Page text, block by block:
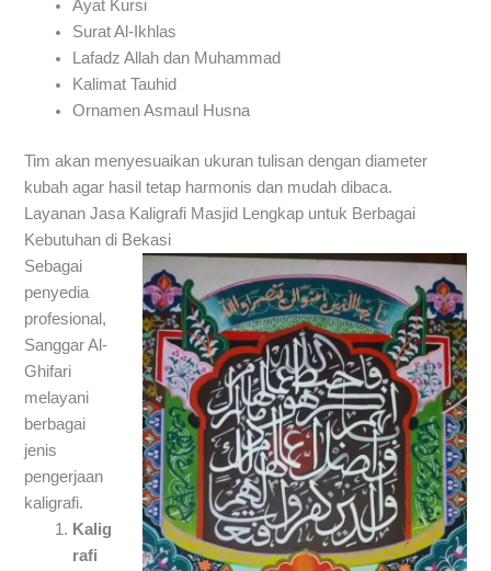
Ayat Kursi
Surat Al-Ikhlas
Lafadz Allah dan Muhammad
Kalimat Tauhid
Ornamen Asmaul Husna
Tim akan menyesuaikan ukuran tulisan dengan diameter
kubah agar hasil tetap harmonis dan mudah dibaca.
Layanan Jasa Kaligrafi Masjid Lengkap untuk Berbagai
Kebutuhan di Bekasi
Sebagai
penyedia
profesional,
Sanggar Al-
Ghifari
melayani
berbagai
jenis
pengerjaan
kaligrafi.
Kalig
rafi